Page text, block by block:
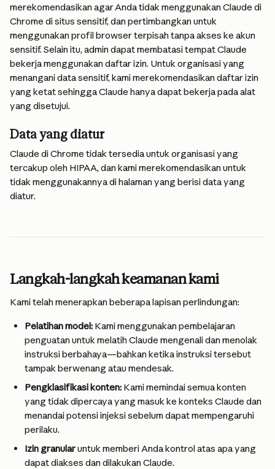
merekomendasikan agar Anda tidak menggunakan Claude di
Chrome di situs sensitif, dan pertimbangkan untuk
menggunakan profil browser terpisah tanpa akses ke akun
sensitif. Selain itu, admin dapat membatasi tempat Claude
bekerja menggunakan daftar izin. Untuk organisasi yang
menangani data sensitif, kami merekomendasikan daftar izin
yang ketat sehingga Claude hanya dapat bekerja pada alat
yang disetujui.
Data yang diatur
Claude di Chrome tidak tersedia untuk organisasi yang
tercakup oleh HIPAA, dan kami merekomendasikan untuk
tidak menggunakannya di halaman yang berisi data yang
diatur.
Langkah-langkah keamanan kami
Kami telah menerapkan beberapa lapisan perlindungan:
Pelatihan model: Kami menggunakan pembelajaran
penguatan untuk melatih Claude mengenali dan menolak
instruksi berbahaya—bahkan ketika instruksi tersebut
tampak berwenang atau mendesak.
Pengklasifikasi konten: Kami memindai semua konten
yang tidak dipercaya yang masuk ke konteks Claude dan
menandai potensi injeksi sebelum dapat mempengaruhi
perilaku.
Izin granular untuk memberi Anda kontrol atas apa yang
dapat diakses dan dilakukan Claude.